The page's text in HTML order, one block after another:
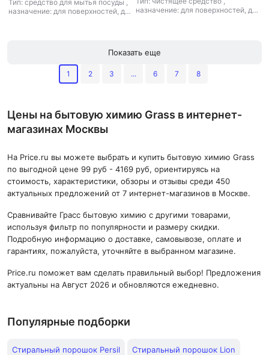
Тип: средство для мытья посуды ,
назначение: для поверхностей, для
назначение: для поверхностей, для
ткани: универсальный
Показать еще
1 2 3 ... 6 7 8
Цены на бытовую химию Grass в интернет-
магазинах Москвы
На Price.ru вы можете выбрать и купить бытовую химию Grass
по выгодной цене 99 руб - 4169 руб, ориентируясь на
стоимость, характеристики, обзоры и отзывы среди 450
актуальных предложений от 7 интернет-магазинов в Москве.
Сравнивайте Грасс бытовую химию с другими товарами,
используя фильтр по популярности и размеру скидки.
Подробную информацию о доставке, самовывозе, оплате и
гарантиях, пожалуйста, уточняйте в выбранном магазине.
Price.ru поможет вам сделать правильный выбор! Предложения
актуальны на Август 2026 и обновляются ежедневно.
Популярные подборки
Стиральный порошок Persil Стиральный порошок Lion